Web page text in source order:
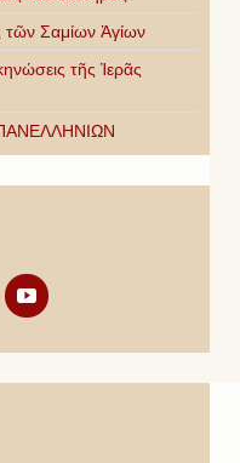
τῶν Σαμίων Ἁγίων
τῆς Ἱερᾶς